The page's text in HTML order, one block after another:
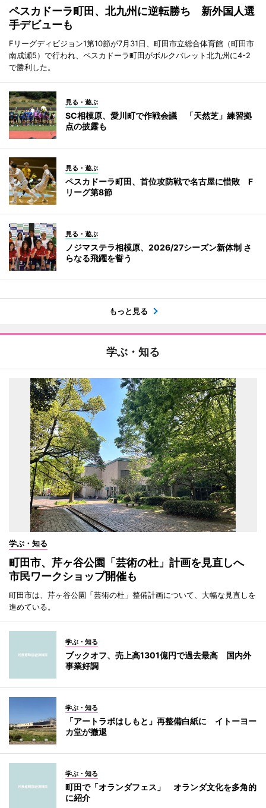
ペスカドーラ町田、北九州に逆転勝ち 新外国人選
手デビューも
Fリーグディビジョン1第10節が7月31日、町田市立総合体育館（町田市
南成瀬5）で行われ、ペスカドーラ町田がボルクバレット北九州に4-2
で勝利した。
見る・遊ぶ
SC相模原、愛川町で作戦会議 「天然芝」練習拠
点の披露も
見る・遊ぶ
ペスカドーラ町田、首位攻防戦で名古屋に惜敗 F
リーグ第8節
見る・遊ぶ
ノジマステラ相模原、2026/27シーズン新体制 さ
らなる飛躍を誓う
もっと見る
学ぶ・知る
学ぶ・知る
町田市、芹ヶ谷公園「芸術の杜」計画を見直しへ
市民ワークショップ開催も
町田市は、芹ヶ谷公園「芸術の杜」整備計画について、大幅な見直しを
進めている。
学ぶ・知る
ブックオフ、売上高1301億円で過去最高 国内外
事業好調
学ぶ・知る
「アートラボはしもと」再整備白紙に イトーヨー
カ堂が撤退
学ぶ・知る
町田で「オランダフェス」 オランダ文化を多角的
に紹介